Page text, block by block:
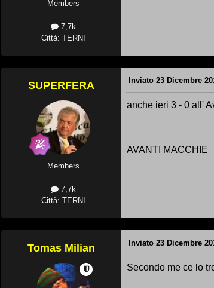
Members
7,7k
Città: TERNI
SUPERFERA
Members
7,7k
Città: TERNI
Inviato 23 Dicembre
anche ieri 3 - 0 all'
AVANTI MACCHIE
Tomas Milian Inviato 23 Dicembre
Secondo me ce lo